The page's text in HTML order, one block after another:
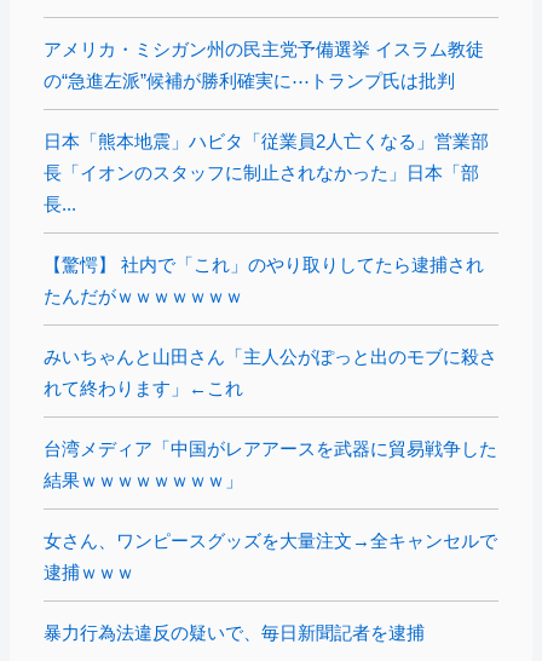
アメリカ・ミシガン州の民主党予備選挙 イスラム教徒
の“急進左派”候補が勝利確実に⋯トランプ氏は批判
日本「熊本地震」ハビタ「従業員2人亡くなる」営業部
長「イオンのスタッフに制止されなかった」日本「部
長...
【驚愕】 社内で「これ」のやり取りしてたら逮捕され
たんだがｗｗｗｗｗｗｗ
みいちゃんと山田さん「主人公がぽっと出のモブに殺さ
れて終わります」←これ
台湾メディア「中国がレアアースを武器に貿易戦争した
結果ｗｗｗｗｗｗｗｗ」
女さん、ワンピースグッズを大量注文→全キャンセルで
逮捕ｗｗｗ
暴力行為法違反の疑いで、毎日新聞記者を逮捕